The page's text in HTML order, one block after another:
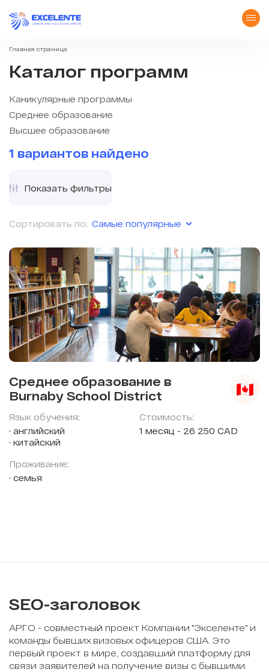
Главная страница
Каталог программ
Каникулярные программы
Среднее образование
Высшее образование
1 вариантов найдено
Сортировать по: Самые популярные
Показать фильтры
Среднее образование в
Burnaby School District
Язык обучения:
английский
китайский
Проживание:
семья
Стоимость:
1 месяц - 26 250 CAD
SEO-заголовок
АРГО - совместный проект Компании "Экселенте" и
команды бывших визовых офицеров США. Это
первый проект в мире, создавший платформу для
связи заявителей на получение визы с бывшими